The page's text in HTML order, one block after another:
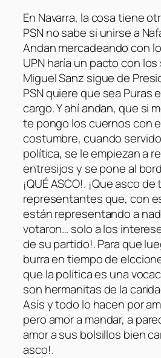
En Navarra, la cosa tiene
PSN no sabe si unirse a
Andan mercadeando con
UPN haría un pacto con
Miguel Sanz sigue de
PSN quiere que sea Puras
cargo. Y ahí andan, que si
te pongo los cuernos con
costumbre, cuando
política, se le empiezan a
entresijos y se pone al
¡QUÉ ASCO!. ¡Que asco
representantes que, con
están representando a
votaron… solo a los
de su partido!. Para que
burra en tiempo de
que la política es una
son hermanitas de la
Asís y todo lo hacen por
pero amor a mandar, a
amor a sus bolsillos bien
asco!.